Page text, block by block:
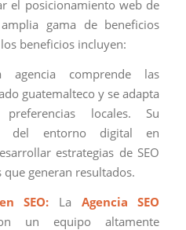
el posicionamiento web de
gama de beneficios
beneficios incluyen:
comprende las
guatemalteco y se adapta
locales. Su
del entorno digital en
estrategias de SEO
generan resultados.
SEO: La Agencia SEO
un equipo altamente